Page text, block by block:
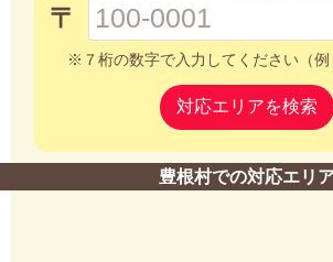
〒
※７桁の数字で入力してください（例
対応エリアを検索
豊根村での対応エリ